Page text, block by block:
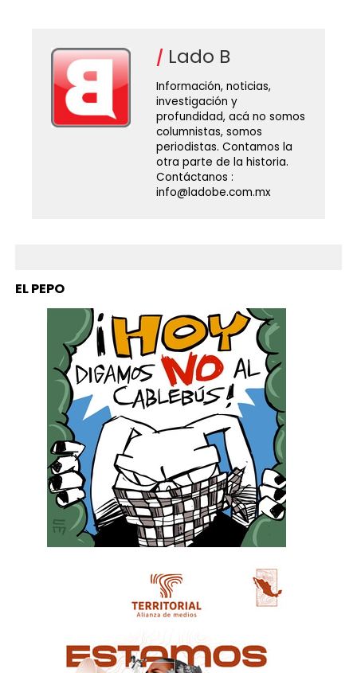
Lado B
Información, noticias,
investigación y
profundidad, acá no somos
columnistas, somos
periodistas. Contamos la
otra parte de la historia.
Contáctanos :
info@ladobe.com.mx
EL PEPO